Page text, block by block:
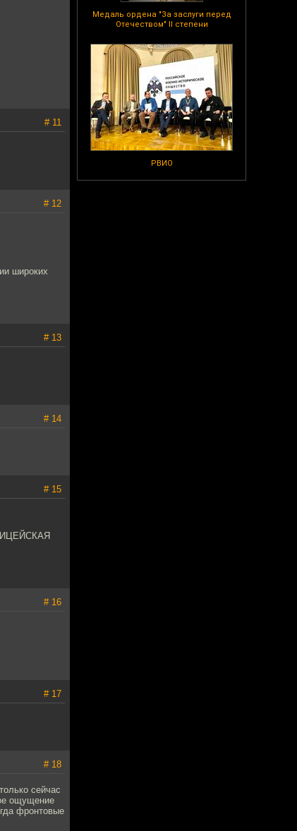
Медаль ордена "За заслуги перед
Отечеством" II степени
РВИО
# 11
# 12
широких
# 13
# 14
# 15
# 16
# 17
# 18
сейчас
ощущение
фронтовые